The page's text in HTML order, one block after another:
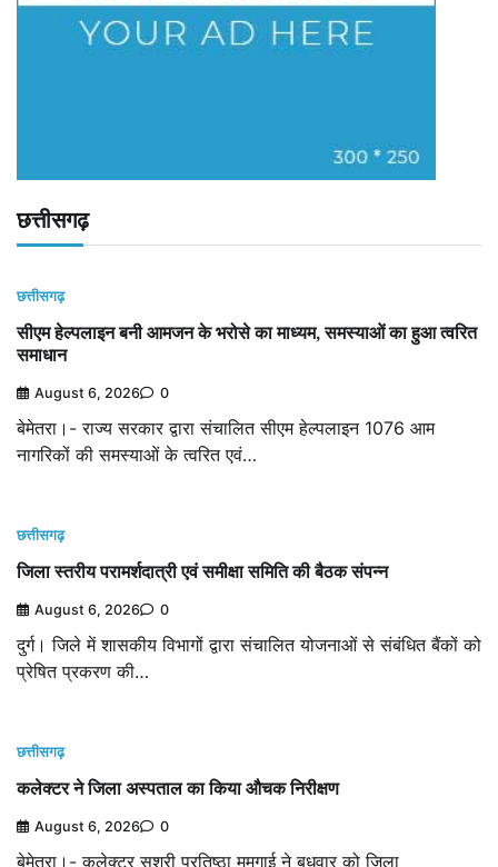
छत्तीसगढ़
छत्तीसगढ़
सीएम हेल्पलाइन बनी आमजन के भरोसे का माध्यम, समस्याओं का हुआ त्वरित
समाधान
August 6, 2026 0
बेमेतरा।- राज्य सरकार द्वारा संचालित सीएम हेल्पलाइन 1076 आम
नागरिकों की समस्याओं के त्वरित एवं…
छत्तीसगढ़
जिला स्तरीय परामर्शदात्री एवं समीक्षा समिति की बैठक संपन्न
August 6, 2026 0
दुर्ग। जिले में शासकीय विभागों द्वारा संचालित योजनाओं से संबंधित बैंकों को
प्रेषित प्रकरण की…
छत्तीसगढ़
कलेक्टर ने जिला अस्पताल का किया औचक निरीक्षण
August 6, 2026 0
बेमेतरा।- कलेक्टर सुश्री प्रतिष्ठा ममगाई ने बुधवार को जिला